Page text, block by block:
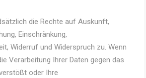
die Rechte auf Auskunft,
Einschränkung,
Widerruf und Widerspruch zu. Wenn
Verarbeitung Ihrer Daten gegen das
oder Ihre